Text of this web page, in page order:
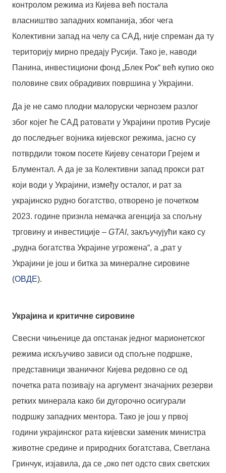
контролом режима из Кијева већ постала
власништво западних компанија, због чега
Колективни запад на челу са САД, није спреман да ту
територију мирно предају Русији. Тако је, наводи
Панина, инвестициони фонд „Блек Рок“ већ купио око
половине свих обрадивих површина у Украјини.
Да је не само плодни малоруски чернозем разлог
због којег ће САД ратовати у Украјини против Русије
до последњег војника кијевског режима, јасно су
потврдили током посете Кијеву сенатори Грејем и
Блументал. А да је за Колективни запад прокси рат
који води у Украјини, између осталог, и рат за
украјинско рудно богатство, отворено је почетком
2023. године признла немачка агенција за спољну
трговину и инвестиције – GTAI, закључујући како су
„рудна богатства Украјине угрожена“, а „рат у
Украјини је још и битка за минералне сировине
(ОВДЕ).
Украјина и критичне сировине
Свесни чињенице да опстанак једног марионетског
режима искључиво зависи од спољне подршке,
представници званичног Кијева редовно се од
почетка рата позивају на аргумент значајних резерви
ретких минерала како би дугорочно осигурали
подршку западних ментора. Тако је још у првој
години украјинског рата кијевски заменик министра
животне средине и природних богатстава, Светлана
Гринчук, изјавила, да се „око пет одсто свих светских